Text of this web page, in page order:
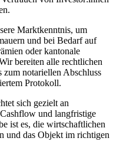
Marktkenntnis, um
und bei Bedarf auf
oder kantonale
bereiten alle rechtlichen
notariellen Abschluss
Protokoll.
sich gezielt an
und langfristige
ist es, die wirtschaftlichen
und das Objekt im richtigen